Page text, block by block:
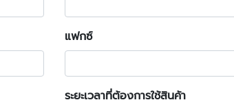
แฟกซ์
ระยะเวลาที่ต้องการใช้สินค้า